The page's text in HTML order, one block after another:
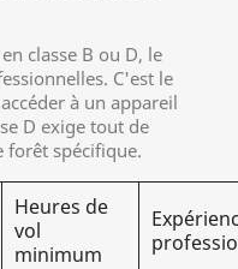
en classe B ou D, le
C'est le
à un appareil
D exige tout de
forêt spécifique.
Heures de
vol
minimum